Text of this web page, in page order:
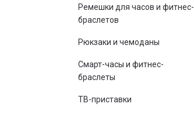
Ремешки для часов и фитнес-
браслетов
Рюкзаки и чемоданы
Смарт-часы и фитнес-
браслеты
ТВ-приставки